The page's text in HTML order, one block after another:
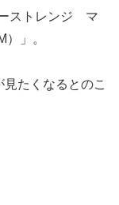
ストレンジ マ
」。
たくなるとのこ